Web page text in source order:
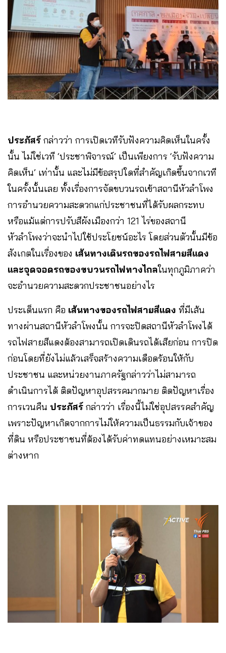
ประภัสร์ กล่าวว่า การเปิดเวทีรับฟังความคิดเห็นในครั้ง
นั้น ไม่ใช่เวที ‘ประชาพิจารณ์’ เป็นเพียงการ ‘รับฟังความ
คิดเห็น’ เท่านั้น และไม่มีข้อสรุปใดที่สำคัญเกิดขึ้นจากเวที
ในครั้งนั้นเลย ทั้งเรื่องการจัดขบวนรถเข้าสถานีหัวลำโพง
การอำนวยความสะดวกแก่ประชาชนที่ได้รับผลกระทบ
หรือแม้แต่การปรับสีผังเมืองกว่า 121 ไร่ของสถานี
หัวลำโพงว่าจะนำไปใช้ประโยชน์อะไร โดยส่วนตัวนั้นมีข้อ
สังเกตในเรื่องของ เส้นทางเดินรถของรถไฟสายสีแดง
และจุดจอดรถของขบวนรถไฟทางไกลในทุกภูมิภาคว่า
จะอำนวยความสะดวกประชาชนอย่างไร
ประเด็นแรก คือ เส้นทางของรถไฟสายสีแดง ที่มีเส้น
ทางผ่านสถานีหัวลำโพงนั้น การจะปิดสถานีหัวลำโพงได้
รถไฟสายสีแดงต้องสามารถเปิดเดินรถได้เสียก่อน การปิด
ก่อนโดยที่ยังไม่แล้วเสร็จสร้างความเดือดร้อนให้กับ
ประชาชน และหน่วยงานภาครัฐกล่าวว่าไม่สามารถ
ดำเนินการได้ ติดปัญหาอุปสรรคมากมาย ติดปัญหาเรื่อง
การเวนคืน ประภัสร์ กล่าวว่า เรื่องนี้ไม่ใช่อุปสรรคสำคัญ
เพราะปัญหาเกิดจากการไม่ให้ความเป็นธรรมกับเจ้าของ
ที่ดิน หรือประชาชนที่ต้องได้รับค่าทดแทนอย่างเหมาะสม
ต่างหาก